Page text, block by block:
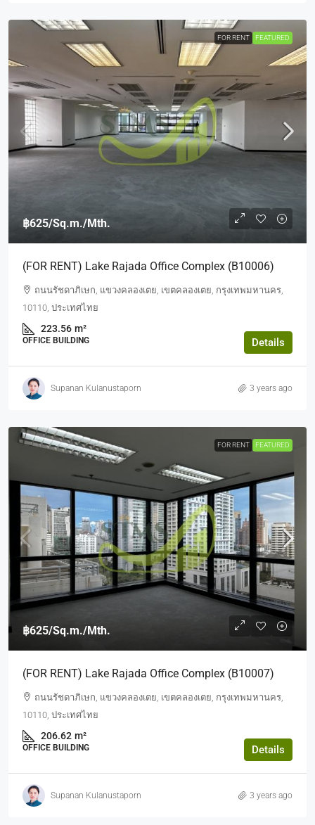
FOR RENT FEATURED
฿625/Sq.m./Mth.
(FOR RENT) Lake Rajada Office Complex (B10006)
ถนนรัชดาภิเษก, แขวงคลองเตย, เขตคลองเตย, กรุงเทพมหานคร,
10110, ประเทศไทย
223.56 m²
OFFICE BUILDING Details
Supanan Kulanustaporn 3 years ago
FOR RENT FEATURED
฿625/Sq.m./Mth.
(FOR RENT) Lake Rajada Office Complex (B10007)
ถนนรัชดาภิเษก, แขวงคลองเตย, เขตคลองเตย, กรุงเทพมหานคร,
10110, ประเทศไทย
206.62 m²
OFFICE BUILDING Details
Supanan Kulanustaporn 3 years ago